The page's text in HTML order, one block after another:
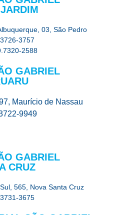
03, São Pedro
3757
2588
GABRIEL
Maurício de Nassau
9949
GABRIEL
CRUZ
565, Nova Santa Cruz
3675